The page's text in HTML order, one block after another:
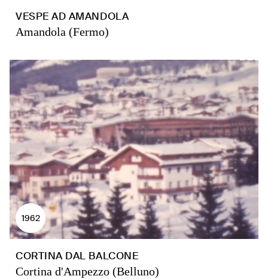
VESPE AD AMANDOLA
Amandola (Fermo)
1962
CORTINA DAL BALCONE
Cortina d'Ampezzo (Belluno)